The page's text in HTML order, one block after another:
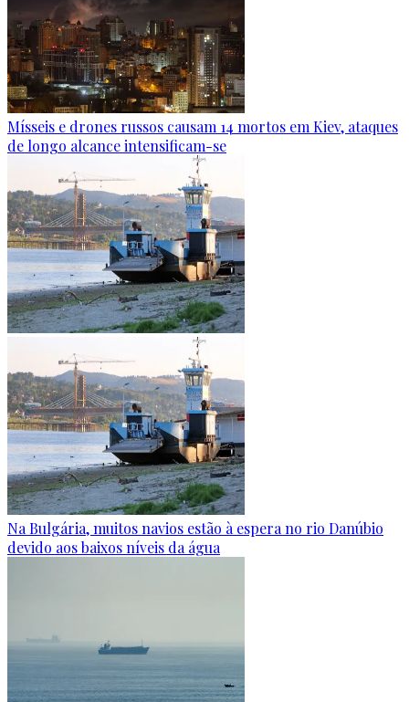
Mísseis e drones russos causam 14 mortos em Kiev, ataques
de longo alcance intensificam-se
Na Bulgária, muitos navios estão à espera no rio Danúbio
devido aos baixos níveis da água